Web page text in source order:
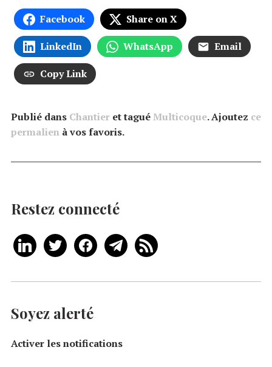
Facebook Share on X
LinkedIn WhatsApp Email
Copy Link
Publié dans Chantier et taguéMulticoque. Ajoutez ce
permalien à vos favoris.
Restez connecté
Soyez alerté
Activer les notifications